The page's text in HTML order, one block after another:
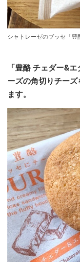
シャトレーゼのブッセ「豊
「豊酪 チェダー&
ーズの角切りチー
ます。